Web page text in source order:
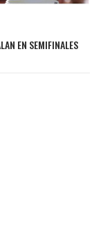
EN SEMIFINALES